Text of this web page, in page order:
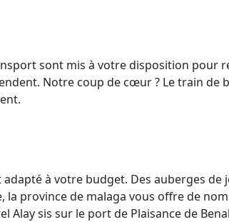
sont mis à votre disposition pour
Notre coup de cœur ? Le train de
à votre budget. Des auberges
province de malaga vous offre de
Alay sis sur le port de Plaisance de